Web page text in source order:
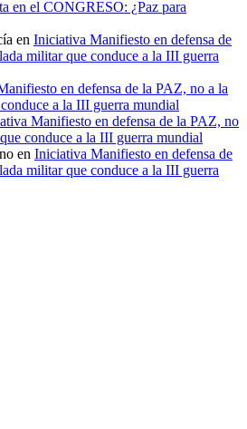
en el CONGRESO: ¿Paz para
en Iniciativa Manifiesto en defensa de
militar que conduce a la III guerra
en defensa de la PAZ, no a la
a la III guerra mundial
Manifiesto en defensa de la PAZ, no
conduce a la III guerra mundial
en Iniciativa Manifiesto en defensa de
militar que conduce a la III guerra